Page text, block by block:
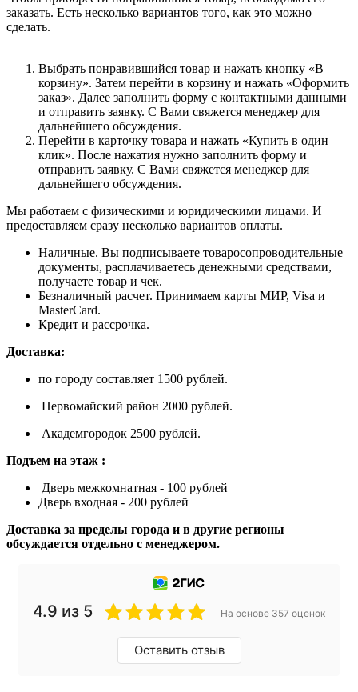
заказать. Есть несколько вариантов того, как это можно
сделать.
Выбрать понравившийся товар и нажать кнопку «В
корзину». Затем перейти в корзину и нажать «Оформить
заказ». Далее заполнить форму с контактными данными
и отправить заявку. С Вами свяжется менеджер для
дальнейшего обсуждения.
Перейти в карточку товара и нажать «Купить в один
клик». После нажатия нужно заполнить форму и
отправить заявку. С Вами свяжется менеджер для
дальнейшего обсуждения.
Мы работаем с физическими и юридическими лицами. И
предоставляем сразу несколько вариантов оплаты.
Наличные. Вы подписываете товаросопроводительные
документы, расплачиваетесь денежными средствами,
получаете товар и чек.
Безналичный расчет. Принимаем карты МИР, Visa и
MasterCard.
Кредит и рассрочка.
Доставка:
по городу составляет 1500 рублей.
Первомайский район 2000 рублей.
Академгородок 2500 рублей.
Подъем на этаж :
Дверь межкомнатная - 100 рублей
Дверь входная - 200 рублей
Доставка за пределы города и в другие регионы
обсуждается отдельно с менеджером.
4.9 из 5 На основе 357 оценок
Оставить отзыв